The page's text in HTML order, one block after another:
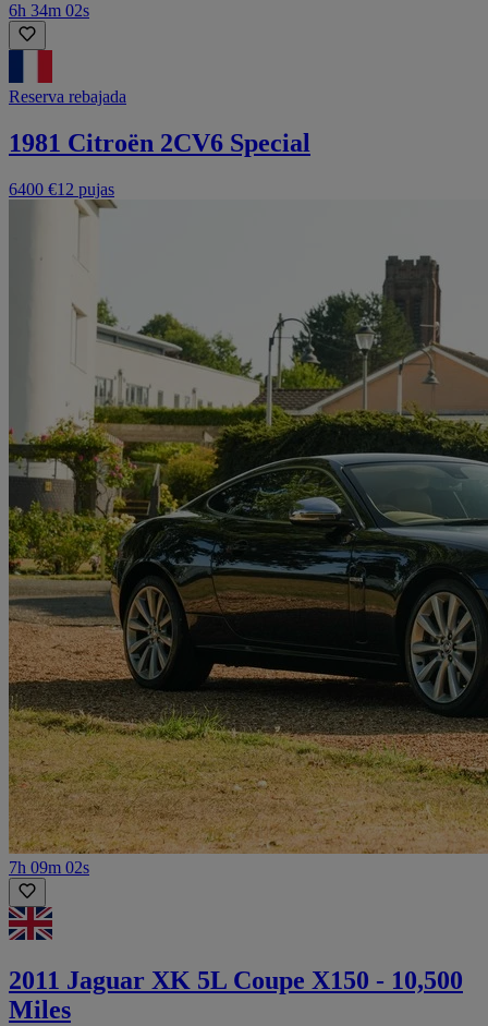
6h 34m 02s
Reserva rebajada
1981 Citroën 2CV6 Special
6400 €12 pujas
7h 09m 02s
2011 Jaguar XK 5L Coupe X150 - 10,500
Miles